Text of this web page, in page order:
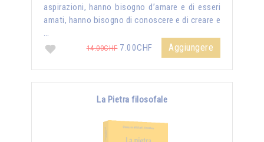
aspirazioni, hanno bisogno d’amare e di esseri
amati, hanno bisogno di conoscere e di creare e
…
14.00CHF7.00CHF Aggiungere
La Pietra filosofale